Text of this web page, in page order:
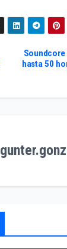
Soundcore
hasta 50